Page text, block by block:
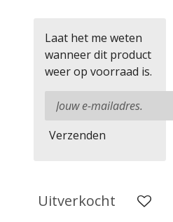
Laat het me weten
wanneer dit product
weer op voorraad is.
Verzenden
Uitverkocht